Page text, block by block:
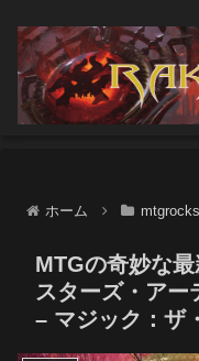
ホーム mtgrocks
MTGの奇妙な
スターズ・アー
– マジック：ザ